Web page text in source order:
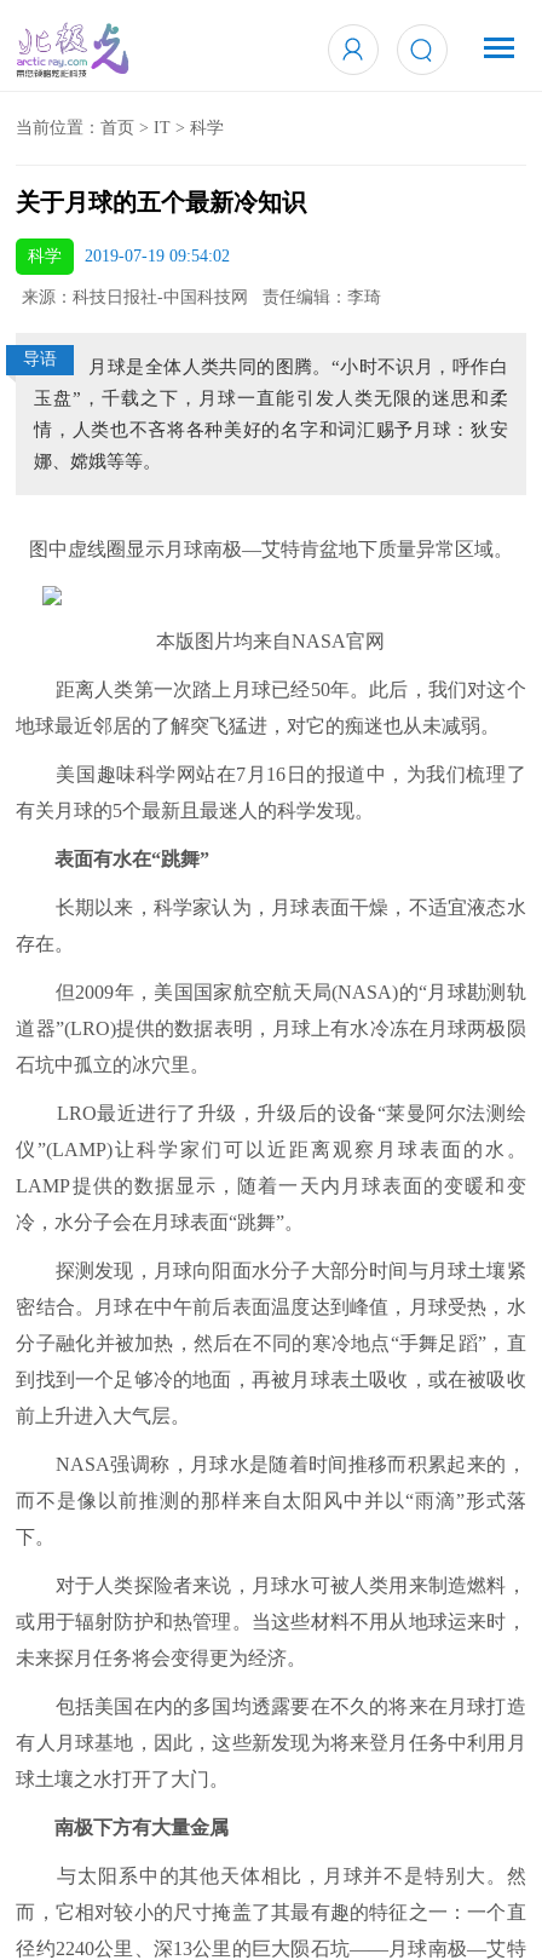
当前位置：首页 >IT >科学
关于月球的五个最新冷知识
科学 2019-07-19 09:54:02
来源：科技日报社-中国科技网 责任编辑：李琦
导语
月球是全体人类共同的图腾。“小时不识月，呼作白
玉盘”，千载之下，月球一直能引发人类无限的迷思和柔
情，人类也不吝将各种美好的名字和词汇赐予月球：狄安
娜、嫦娥等等。
图中虚线圈显示月球南极—艾特肯盆地下质量异常区域。
本版图片均来自NASA官网
距离人类第一次踏上月球已经50年。此后，我们对这个
地球最近邻居的了解突飞猛进，对它的痴迷也从未减弱。
美国趣味科学网站在7月16日的报道中，为我们梳理了
有关月球的5个最新且最迷人的科学发现。
表面有水在“跳舞”
长期以来，科学家认为，月球表面干燥，不适宜液态水
存在。
但2009年，美国国家航空航天局(NASA)的“月球勘测轨
道器”(LRO)提供的数据表明，月球上有水冷冻在月球两极陨
石坑中孤立的冰穴里。
LRO最近进行了升级，升级后的设备“莱曼阿尔法测绘
仪”(LAMP)让科学家们可以近距离观察月球表面的水。
LAMP提供的数据显示，随着一天内月球表面的变暖和变
冷，水分子会在月球表面“跳舞”。
探测发现，月球向阳面水分子大部分时间与月球土壤紧
密结合。月球在中午前后表面温度达到峰值，月球受热，水
分子融化并被加热，然后在不同的寒冷地点“手舞足蹈”，直
到找到一个足够冷的地面，再被月球表土吸收，或在被吸收
前上升进入大气层。
NASA强调称，月球水是随着时间推移而积累起来的，
而不是像以前推测的那样来自太阳风中并以“雨滴”形式落
下。
对于人类探险者来说，月球水可被人类用来制造燃料，
或用于辐射防护和热管理。当这些材料不用从地球运来时，
未来探月任务将会变得更为经济。
包括美国在内的多国均透露要在不久的将来在月球打造
有人月球基地，因此，这些新发现为将来登月任务中利用月
球土壤之水打开了大门。
南极下方有大量金属
与太阳系中的其他天体相比，月球并不是特别大。然
而，它相对较小的尺寸掩盖了其最有趣的特征之一：一个直
径约2240公里、深13公里的巨大陨石坑——月球南极—艾特